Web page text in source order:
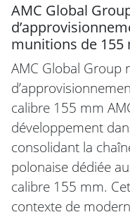
AMC Global
munitions de 155
AMC Global Group
calibre 155 mm
développement
consolidant la
polonaise dédiée
calibre 155 mm.
contexte de